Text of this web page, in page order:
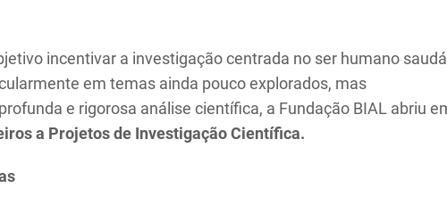
incentivar a investigação centrada no ser humano
em temas ainda pouco explorados, mas
e rigorosa análise científica, a Fundação BIAL abriu
a Projetos de Investigação Científica.